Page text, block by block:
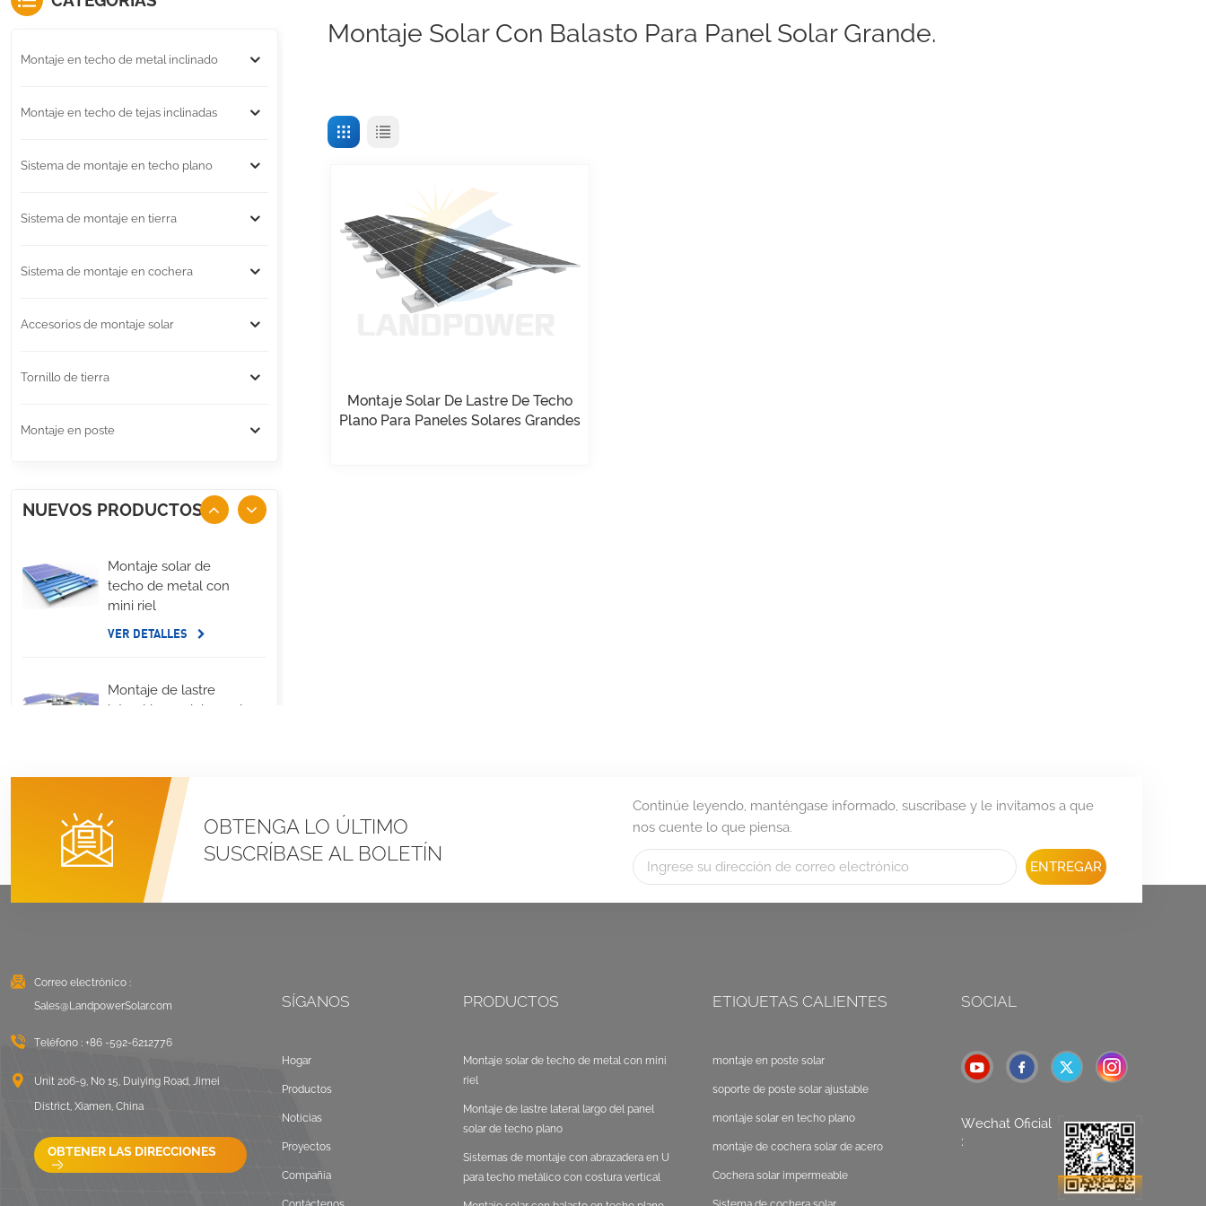
Montaje Solar Con Balasto Para Panel Solar Grande.
Montaje Solar De Lastre De Techo
Plano Para Paneles Solares Grandes
Montaje en techo de metal inclinado
Montaje en techo de tejas inclinadas
Sistema de montaje en techo plano
Sistema de montaje en tierra
Sistema de montaje en cochera
Accesorios de montaje solar
Tornillo de tierra
Montaje en poste
NUEVOS PRODUCTOS
Montaje solar de
techo de metal con
mini riel
VER DETALLES
Montaje de lastre
lateral largo del panel
Sistemas de montaje
con abrazadera en U
para techo metálico
con costura vertical
VER DETALLES
plano Este Oeste
VER DETALLES
de rieles largos para
techos corrugados
OBTENGA LO ÚLTIMO
SUSCRÍBASE AL BOLETÍN
Continúe leyendo, manténgase informado, suscríbase y le invitamos a que
nos cuente lo que piensa.
ENTREGAR
Correo electrónico :
Sales@LandpowerSolar.com
Teléfono : +86 -592-6212776
Unit 206-9, No 15, Duiying Road, Jimei
District, Xiamen, China
OBTENER LAS DIRECCIONES
SÍGANOS
Hogar
Productos
Noticias
Proyectos
Compañía
PRODUCTOS
Montaje solar de techo de metal con mini
riel
Montaje de lastre lateral largo del panel
solar de techo plano
Sistemas de montaje con abrazadera en U
para techo metálico con costura vertical
ETIQUETAS CALIENTES
montaje en poste solar
soporte de poste solar ajustable
montaje solar en techo plano
montaje de cochera solar de acero
Cochera solar impermeable
SOCIAL
Wechat Oficial
: